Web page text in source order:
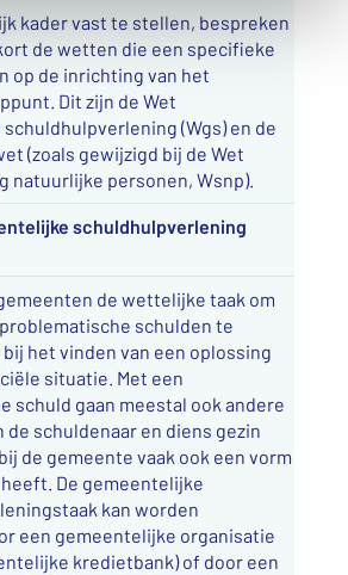
kader vast te stellen, bespreken
de wetten die een specifieke
op de inrichting van het
Dit zijn de Wet
(Wgs) en de
(zoals gewijzigd bij de Wet
natuurlijke personen, Wsnp).
schuldhulpverlening
de wettelijke taak om
schulden te
het vinden van een oplossing
situatie. Met een
schuld gaan meestal ook andere
de schuldenaar en diens gezin
de gemeente vaak ook een vorm
De gemeentelijke
kan worden
een gemeentelijke organisatie
kredietbank) of door een